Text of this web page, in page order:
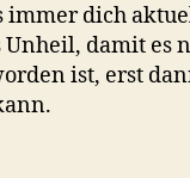
immer dich
damit es
ist, erst